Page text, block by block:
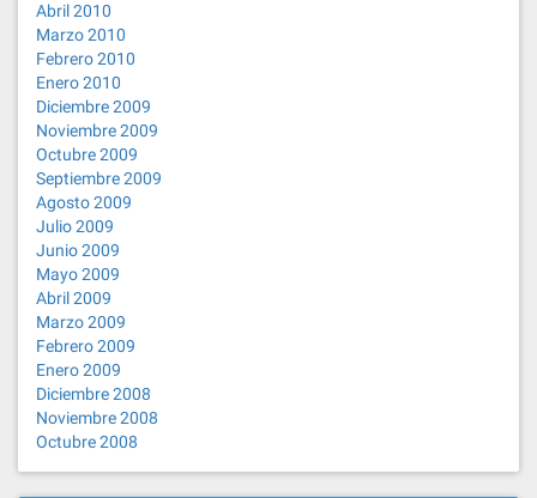
Abril 2010
Marzo 2010
Febrero 2010
Enero 2010
Diciembre 2009
Noviembre 2009
Octubre 2009
Septiembre 2009
Agosto 2009
Julio 2009
Junio 2009
Mayo 2009
Abril 2009
Marzo 2009
Febrero 2009
Enero 2009
Diciembre 2008
Noviembre 2008
Octubre 2008